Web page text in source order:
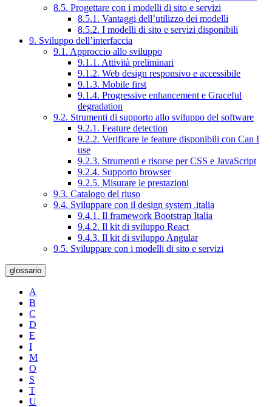
8.5. Progettare con i modelli di sito e servizi
8.5.1. Vantaggi dell’utilizzo dei modelli
8.5.2. I modelli di sito e servizi disponibili
9. Sviluppo dell’interfaccia
9.1. Approccio allo sviluppo
9.1.1. Attività preliminari
9.1.2. Web design responsivo e accessibile
9.1.3. Mobile first
9.1.4. Progressive enhancement e Graceful
degradation
9.2. Strumenti di supporto allo sviluppo del software
9.2.1. Feature detection
9.2.2. Verificare le feature disponibili con Can I
use
9.2.3. Strumenti e risorse per CSS e JavaScript
9.2.4. Supporto browser
9.2.5. Misurare le prestazioni
9.3. Catalogo del riuso
9.4. Sviluppare con il design system .italia
9.4.1. Il framework Bootstrap Italia
9.4.2. Il kit di sviluppo React
9.4.3. Il kit di sviluppo Angular
9.5. Sviluppare con i modelli di sito e servizi
glossario
A
B
C
D
E
I
M
O
S
T
U